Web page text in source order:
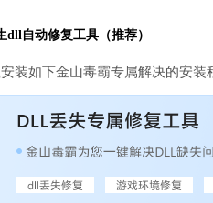
dll自动修复工具（推荐）
装如下金山毒霸专属解决的安